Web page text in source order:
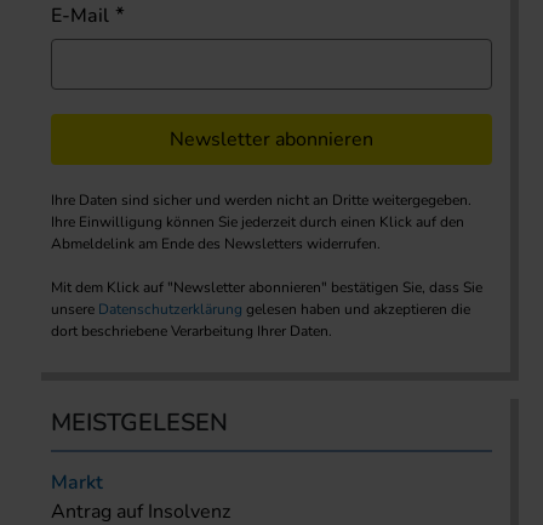
E-Mail
Newsletter abonnieren
Ihre Daten sind sicher und werden nicht an Dritte weitergegeben.
Ihre Einwilligung können Sie jederzeit durch einen Klick auf den
Abmeldelink am Ende des Newsletters widerrufen.
Mit dem Klick auf "Newsletter abonnieren" bestätigen Sie, dass Sie
unsere Datenschutzerklärung gelesen haben und akzeptieren die
dort beschriebene Verarbeitung Ihrer Daten.
MEISTGELESEN
Markt
Antrag auf Insolvenz